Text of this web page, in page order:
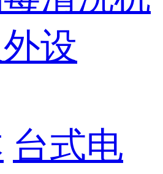
设
台式电